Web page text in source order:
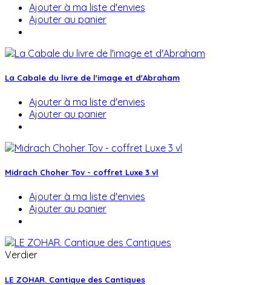
Ajouter à ma liste d'envies
Ajouter au panier
La Cabale du livre de l'image et d'Abraham
Ajouter à ma liste d'envies
Ajouter au panier
Midrach Choher Tov - coffret Luxe 3 vl
Ajouter à ma liste d'envies
Ajouter au panier
Verdier
LE ZOHAR. Cantique des Cantiques